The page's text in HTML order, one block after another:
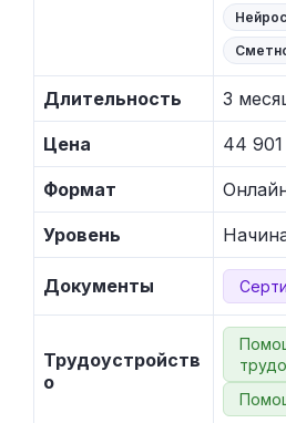
Длительность 3
Цена 44
Формат
Уровень
Документы
Трудоустройств
о